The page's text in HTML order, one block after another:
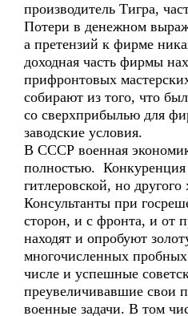
производитель Тигра,
Потери в денежном
а претензий к фирме
доходная часть фирмы
прифронтовых
собирают из того, что
со сверхприбылью для
заводские условия.
В СССР военная
полностью.
гитлеровской, но другого
Консультанты при
сторон, и с фронта, и от
находят и опробуют
многочисленных
числе и успешные
преувеличивавшие свои
военные задачи. В том